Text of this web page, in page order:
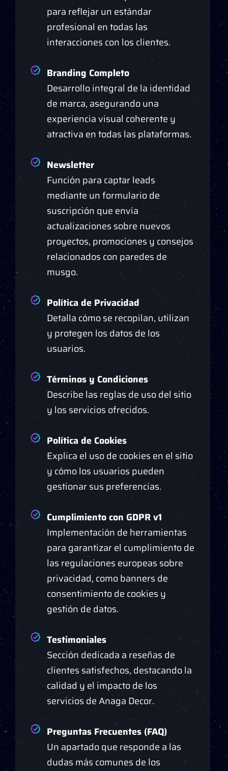
para reflejar un estándar
profesional en todas las
interacciones con los clientes.
Branding Completo
Desarrollo integral de la identidad
de marca, asegurando una
experiencia visual coherente y
atractiva en todas las plataformas.
Newsletter
Función para captar leads
mediante un formulario de
suscripción que envía
actualizaciones sobre nuevos
proyectos, promociones y consejos
relacionados con paredes de
musgo.
Política de Privacidad
Detalla cómo se recopilan, utilizan
y protegen los datos de los
usuarios.
Términos y Condiciones
Describe las reglas de uso del sitio
y los servicios ofrecidos.
Política de Cookies
Explica el uso de cookies en el sitio
y cómo los usuarios pueden
gestionar sus preferencias.
Cumplimiento con GDPR v1
Implementación de herramientas
para garantizar el cumplimiento de
las regulaciones europeas sobre
privacidad, como banners de
consentimiento de cookies y
gestión de datos.
Testimoniales
Sección dedicada a reseñas de
clientes satisfechos, destacando la
calidad y el impacto de los
servicios de Anaga Decor.
Preguntas Frecuentes (FAQ)
Un apartado que responde a las
dudas más comunes de los